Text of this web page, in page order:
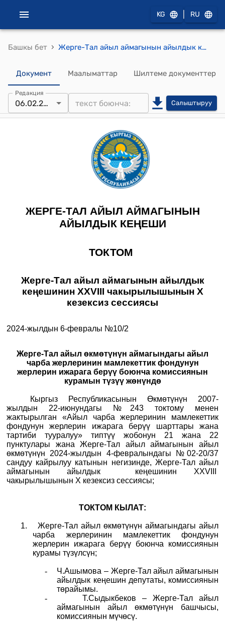
KG RU
Башкы бет › Жерге-Тал айыл аймагынын айылдык кеңешинин 2024-жылдын 6-февралындагы "Жерге-Тал айыл өкмөтүнүн аймагындагы айыл чарба жерлеринин мамлекеттик фондунун жерлерин ижарага берүү боюнча комиссиянын курамын түзүү жөнүндө" №10/2 токтому
Документ Маалыматтар Шилтеме документтер
Редакция
06.02.2024 Салыштыруу